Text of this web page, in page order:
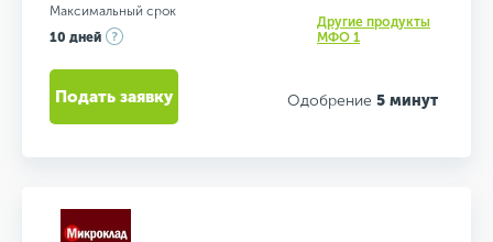
Максимальный срок
10 дней
Другие продукты
МФО 1
Одобрение 5 минут
Подать заявку